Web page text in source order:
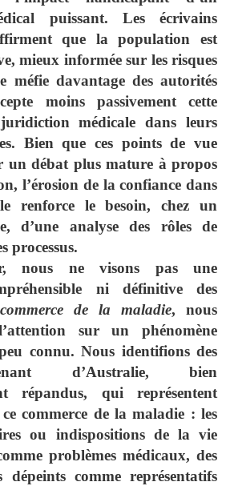
puissant. Les écrivains
que la population est
mieux informée sur les risques
méfie davantage des autorités
moins passivement cette
médicale dans leurs
Bien que ces points de vue
un débat plus mature à propos
l’érosion de la confiance dans
renforce le besoin, chez un
d’une analyse des rôles de
processus.
nous ne visons pas une
ni définitive des
commerce de la maladie, nous
sur un phénomène
connu. Nous identifions des
d’Australie, bien
répandus, qui représentent
commerce de la maladie : les
ou indispositions de la vie
problèmes médicaux, des
dépeints comme représentatifs